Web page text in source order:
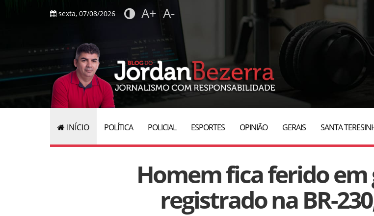
sexta, 07/08/2026 A+ A-
INÍCIO POLÍTICA POLICIAL ESPORTES OPINIÃO GERAIS SANTA
Homem fica ferido
registrado na BR-